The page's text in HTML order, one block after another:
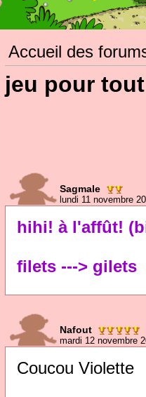
Accueil des
jeu pour
Sagmale
lundi 11 novembre
hihi! à l'affût!
filets ---> gilets
Nafout
mardi 12 novembre
Coucou Violette